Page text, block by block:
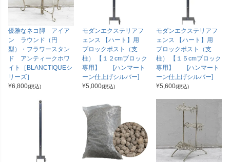
優雅なネコ脚 アイア
ン ラウンド（円
型）・フラワースタン
ド アンティークホワ
イト［BLANCTIQUEシ
リーズ］
¥6,800(税込)
モダンエクステリアフ
ェンス 【ハート】用
ブロックポスト（支
柱） 【１２cmブロック
専用】 [ハンマート
ーン仕上げシルバー]
¥5,000(税込)
モダンエクステリアフ
ェンス 【ハート】用
ブロックポスト（支
柱） 【１５cmブロック
専用】 [ハンマート
ーン仕上げシルバー]
¥5,600(税込)